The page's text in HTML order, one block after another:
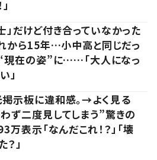
」だけど付き合っていなかった
から15年…小中高と同じだっ
現在の姿”に……「大人になっ
」
示板に違和感。→よく見る
ず二度見してしまう”驚きの
万表示「なんだこれ！？」「壊
」